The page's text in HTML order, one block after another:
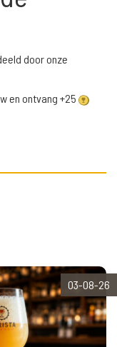
door onze
en ontvang +25
03-08-26